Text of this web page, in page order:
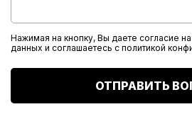
Нажимая на кнопку, Вы даете согласие
данных и соглашаетесь с политикой
ОТПРАВИТЬ